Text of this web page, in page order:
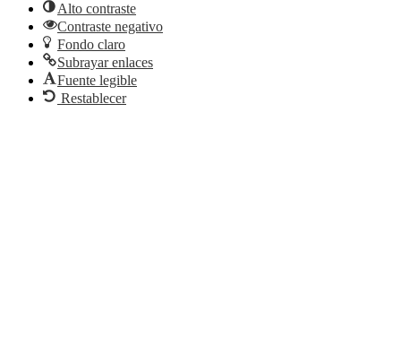
Alto contraste
Contraste negativo
Fondo claro
Subrayar enlaces
Fuente legible
Restablecer